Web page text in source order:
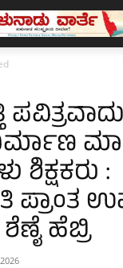
ಶಿಕ್ಷಕರು :
ಪ್ರಾಂತ
ಹೆಬ್ರಿ